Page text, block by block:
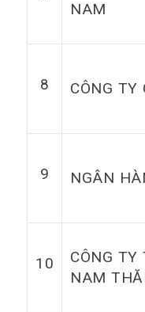
NAM
8 CÔNG TY
9 NGÂN
10
CÔNG
NAM